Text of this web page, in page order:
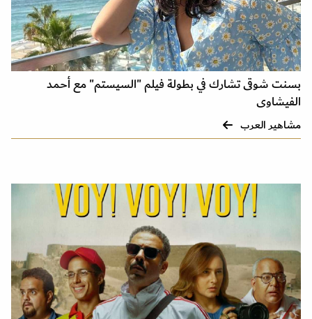
بسنت شوقى تشارك في بطولة فيلم "السيستم" مع أحمد
الفيشاوى
مشاهير العرب